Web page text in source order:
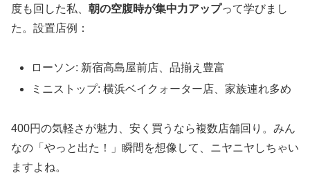
度も回した私、 朝の空腹時が集中力アップって学びまし
た。設置店例：
ローソン: 新宿高島屋前店、品揃え豊富
ミニストップ: 横浜ベイクォーター店、家族連れ多め
400円の気軽さが魅力、安く買うなら複数店舗回り。みん
なの「やっと出た！」瞬間を想像して、ニヤニヤしちゃい
ますよね。